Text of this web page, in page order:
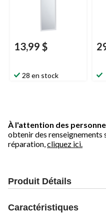
13,99 $
28 en stock
À l'attention des
obtenir des renseignements
réparation, cliquez ici.
Produit Détails
Caractéristiques